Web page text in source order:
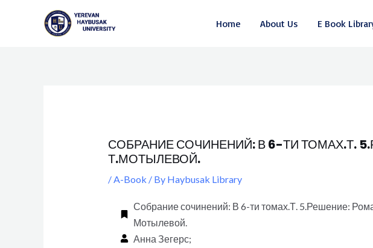
Home About Us E Book
СОБРАНИЕ СОЧИНЕНИЙ: В 6-ТИ ТОМАХ.Т.
Т.МОТЫЛЕВОЙ.
/A-Book / By Haybusak Library
Собрание сочинений: В 6-ти томах.Т. 5.Решение:
Мотылевой.
Анна Зегерс;
Post
navigation